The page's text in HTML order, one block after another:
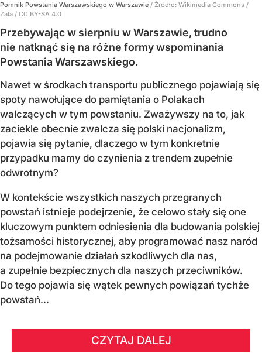
Pomnik Powstania Warszawskiego w Warszawie / Źródło: Wikimedia Commons /
Zala / CC BY-SA 4.0
Przebywając w sierpniu w Warszawie, trudno
nie natknąć się na różne formy wspominania
Powstania Warszawskiego.
Nawet w środkach transportu publicznego pojawiają się
spoty nawołujące do pamiętania o Polakach
walczących w tym powstaniu. Zważywszy na to, jak
zaciekle obecnie zwalcza się polski nacjonalizm,
pojawia się pytanie, dlaczego w tym konkretnie
przypadku mamy do czynienia z trendem zupełnie
odwrotnym?
W kontekście wszystkich naszych przegranych
powstań istnieje podejrzenie, że celowo stały się one
kluczowym punktem odniesienia dla budowania polskiej
tożsamości historycznej, aby programować nasz naród
na podejmowanie działań szkodliwych dla nas,
a zupełnie bezpiecznych dla naszych przeciwników.
Do tego pojawia się wątek pewnych powiązań tychże
powstań...
CZYTAJ DALEJ